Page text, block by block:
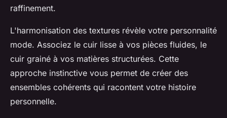
raffinement.
L'harmonisation des textures révèle votre personnalité
mode. Associez le cuir lisse à vos pièces fluides, le
cuir grainé à vos matières structurées. Cette
approche instinctive vous permet de créer des
ensembles cohérents qui racontent votre histoire
personnelle.